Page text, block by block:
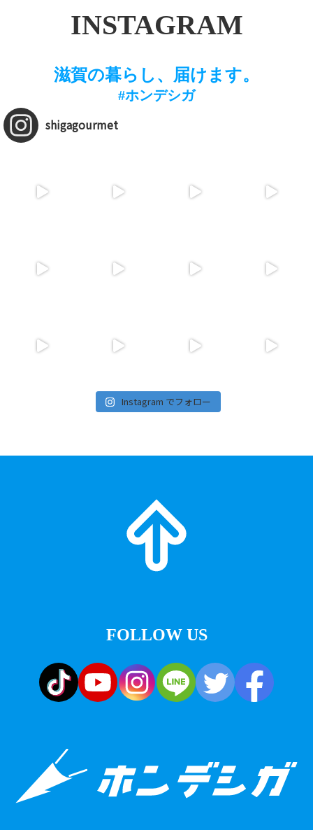
INSTAGRAM
滋賀の暮らし、届けます。
#ホンデシガ
shigagourmet
Instagram でフォロー
FOLLOW US